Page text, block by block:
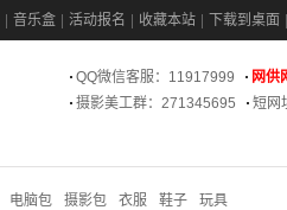
音乐盒 活动报名 收藏本站 下载到桌面
QQ微信客服：11917999
网供
摄影美工群：271345695
短网
电脑包 摄影包 衣服 鞋子 玩具